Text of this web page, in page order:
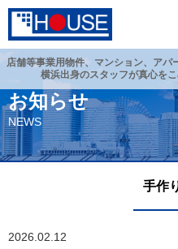
店舗等事業用物件、マンション、アパ
横浜出身のスタッフが真心を
お知らせ
NEWS
手作
2026.02.12